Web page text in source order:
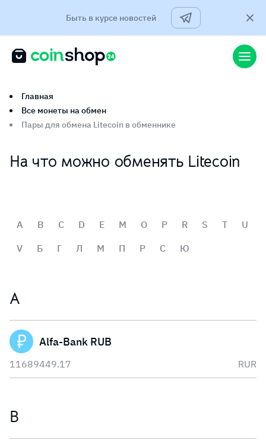
Быть в курсе новостей
Главная
Все монеты на обмен
Пары для обмена Litecoin в обменнике
На что можно обменять Litecoin
A B C D E M O P R S T
U
V
Б Г Л М П Р С Ю
A
Alfa-Bank RUB
11689449.17 RUR
B